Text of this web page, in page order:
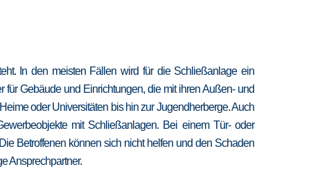
In den meisten Fällen wird für die Schließanlage ein
Gebäude und Einrichtungen, die mit ihren Außen- und
oder Universitäten bis hin zur Jugendherberge. Auch
mit Schließanlagen. Bei einem Tür- oder
Betroffenen können sich nicht helfen und den Schaden
Ansprechpartner.